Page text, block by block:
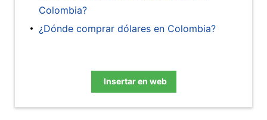
Colombia?
¿Dónde comprar dólares en Colombia?
Insertar en web